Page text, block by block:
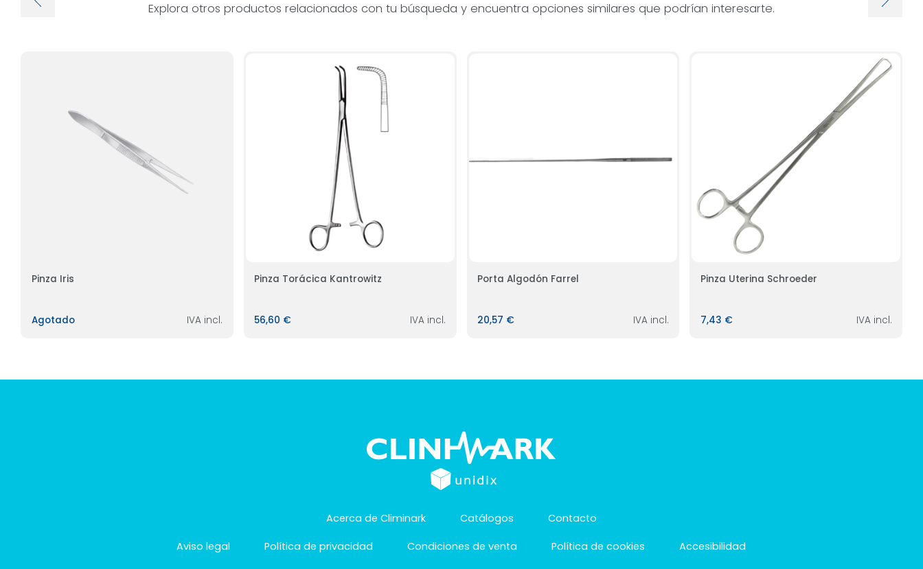
Explora otros productos relacionados con tu búsqueda y encuentra opciones similares que podrían interesarte.
Pinza Iris
Agotado IVA incl.
Pinza Torácica Kantrowitz
56,60 € IVA incl.
Porta Algodón Farrel
20,57 € IVA incl.
Pinza Uterina Schroeder
7,43 € IVA incl.
Acerca de Climinark Catálogos Contacto
Aviso legal Política de privacidad Condiciones de venta Política de cookies Accesibilidad